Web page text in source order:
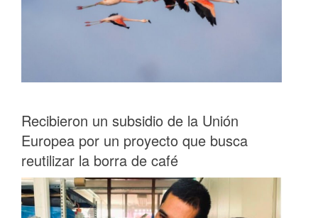
Recibieron un subsidio de la Unión
Europea por un proyecto que busca
reutilizar la borra de café